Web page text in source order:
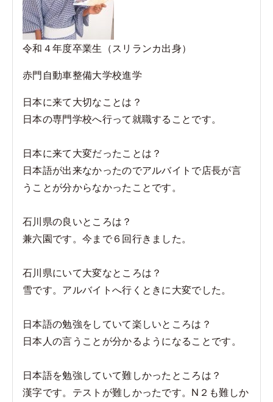
令和４年度卒業生（スリランカ出身）
赤門自動車整備大学校進学
日本に来て大切なことは？
日本の専門学校へ行って就職することです。
日本に来て大変だったことは？
日本語が出来なかったのでアルバイトで店長が言
うことが分からなかったことです。
石川県の良いところは？
兼六園です。今まで６回行きました。
石川県にいて大変なところは？
雪です。アルバイトへ行くときに大変でした。
日本語の勉強をしていて楽しいところは？
日本人の言うことが分かるようになることです。
日本語を勉強していて難しかったところは？
漢字です。テストが難しかったです。N２も難しか